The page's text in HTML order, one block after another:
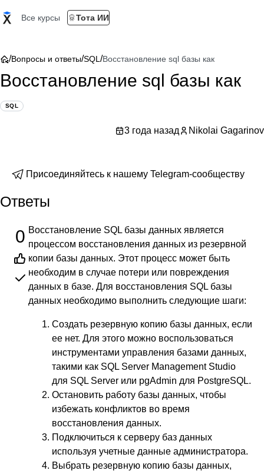
Все курсы Тота ИИ
/Вопросы и ответы/SQL /Восстановление sql базы как
Восстановление sql базы как
SQL
3 года назад Nikolai Gagarinov
Присоединяйтесь к нашему Telegram-сообществу
Ответы
0 Восстановление SQL базы данных является
процессом восстановления данных из резервной
копии базы данных. Этот процесс может быть
необходим в случае потери или повреждения
данных в базе. Для восстановления SQL базы
данных необходимо выполнить следующие шаги:
Создать резервную копию базы данных, если
ее нет. Для этого можно воспользоваться
инструментами управления базами данных,
такими как SQL Server Management Studio
для SQL Server или pgAdmin для PostgreSQL.
Остановить работу базы данных, чтобы
избежать конфликтов во время
восстановления данных.
Подключиться к серверу баз данных
используя учетные данные администратора.
Выбрать резервную копию базы данных,